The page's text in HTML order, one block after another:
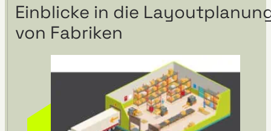
Visuelles Management bei
Fendt am Standort
Hohenmölsen mit visTable®
Einblicke in die
von Fabriken